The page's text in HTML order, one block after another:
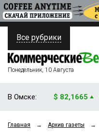
ПОЛИТИКА
ФИНАНСЫ
ОБЩЕСТВО
Все рубрики
Понедельник, 10 Августа
В Омске: $ 82,1665
Главная → Архив газеты →